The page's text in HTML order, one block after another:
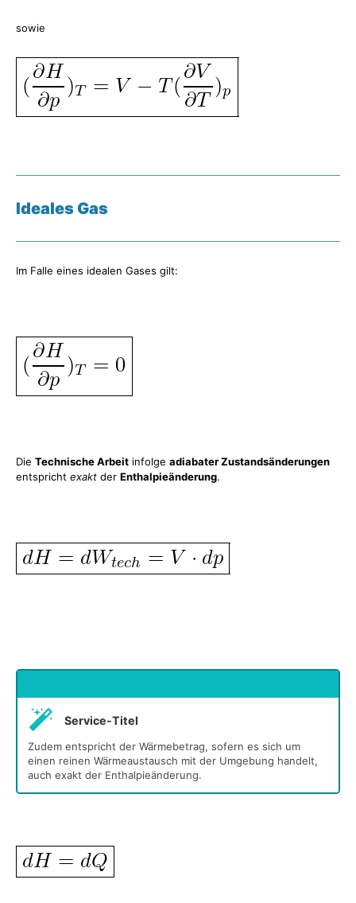
sowie
Ideales Gas
Im Falle eines idealen Gases gilt:
Die Technische Arbeit infolge adiabater Zustandsänderungen
entspricht exakt der Enthalpieänderung.
Service-Titel
Zudem entspricht der Wärmebetrag, sofern es sich um
einen reinen Wärmeaustausch mit der Umgebung handelt,
auch exakt der Enthalpieänderung.